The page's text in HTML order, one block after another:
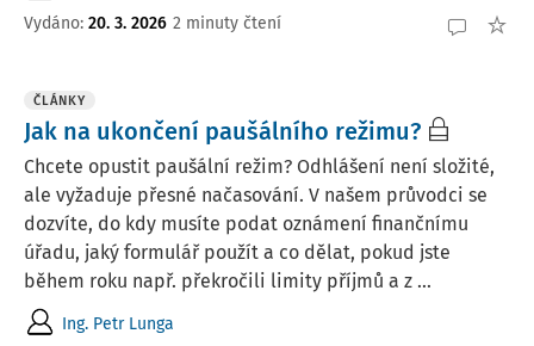
Vydáno: 20. 3. 2026 2 minuty čtení
ČLÁNKY
Jak na ukončení paušálního režimu?
Chcete opustit paušální režim? Odhlášení není složité,
ale vyžaduje přesné načasování. V našem průvodci se
dozvíte, do kdy musíte podat oznámení finančnímu
úřadu, jaký formulář použít a co dělat, pokud jste
během roku např. překročili limity příjmů a z ...
Ing. Petr Lunga